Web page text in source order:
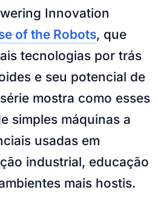
Carapicuíba Jandira
Cajamar CaieirasFranco da
da Serra Embu das Artes
São Roque
Innovation
of the Robots, que
tecnologias por trás
e seu potencial de
mostra como esses
simples máquinas a
usadas em
industrial, educação
mais hostis.